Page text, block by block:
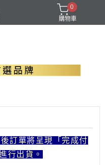
胺酸 螯合鋅
0
購物車
訂單將呈現「完成付
行出貨。